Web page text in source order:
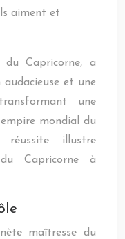
aiment et
Capricorne, a
et une
une
mondial du
réussite illustre
Capricorne à
maîtresse du